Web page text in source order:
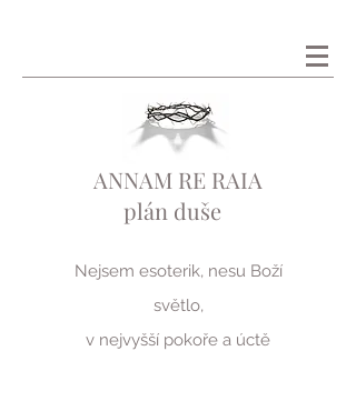
​ANNAM RE RAIA
plán duše
Nejsem esoterik, nesu Boží
světlo,
v nejvyšší pokoře a úctě